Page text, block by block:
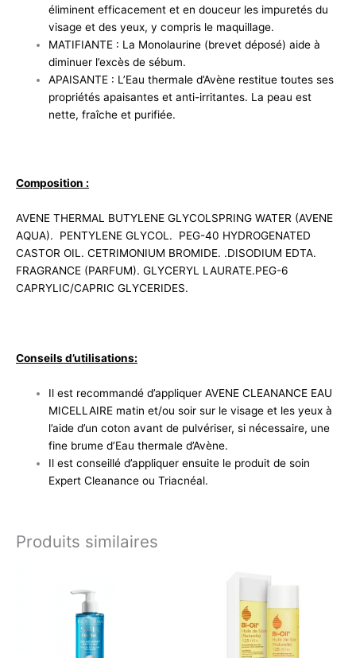
éliminent efficacement et en douceur les impuretés du
visage et des yeux, y compris le maquillage.
MATIFIANTE : La Monolaurine (brevet déposé) aide à
diminuer l’excès de sébum.
APAISANTE : L’Eau thermale d’Avène restitue toutes ses
propriétés apaisantes et anti-irritantes. La peau est
nette, fraîche et purifiée.
Composition :
AVENE THERMAL BUTYLENE GLYCOLSPRING WATER (AVENE
AQUA). PENTYLENE GLYCOL. PEG-40 HYDROGENATED
CASTOR OIL. CETRIMONIUM BROMIDE. .DISODIUM EDTA.
FRAGRANCE (PARFUM). GLYCERYL LAURATE.PEG-6
CAPRYLIC/CAPRIC GLYCERIDES.
Conseils d’utilisations:
Il est recommandé d’appliquer AVENE CLEANANCE EAU
MICELLAIRE matin et/ou soir sur le visage et les yeux à
l’aide d’un coton avant de pulvériser, si nécessaire, une
fine brume d’Eau thermale d’Avène.
Il est conseillé d’appliquer ensuite le produit de soin
Expert Cleanance ou Triacnéal.
Produits similaires